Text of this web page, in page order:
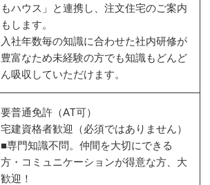
もハウス」と連携し、注文住宅のご案内
もします。
入社年数毎の知識に合わせた社内研修が
豊富なため未経験の方でも知識もどんど
ん吸収していただけます。
要普通免許（AT可）
宅建資格者歓迎（必須ではありません）
■専門知識不問。仲間を大切にできる
方・コミュニケーションが得意な方、大
歓迎！